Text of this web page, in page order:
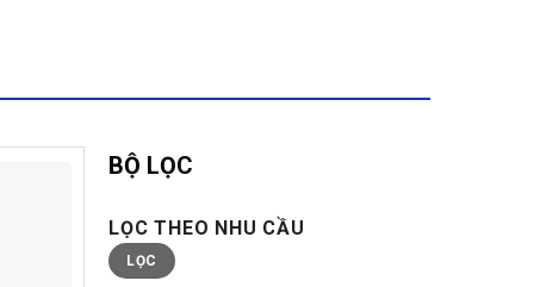
BỘ LỌC
LỌC THEO NHU CẦU
Giá
tối
thiểu
Giá
tối
đa
LỌC